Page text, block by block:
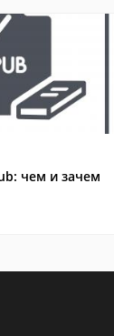
чем и зачем